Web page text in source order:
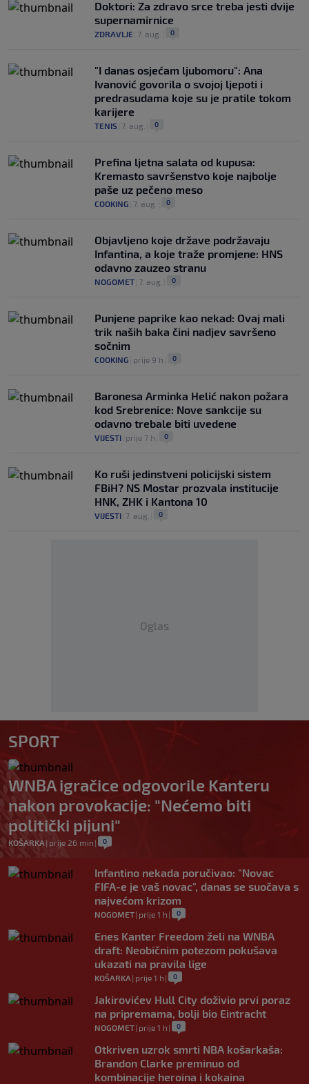
Doktori: Za zdravo srce treba jesti dvije
supernamirnice
ZDRAVLJE 7. aug. 0
"I danas osjećam ljubomoru": Ana
Ivanović govorila o svojoj ljepoti i
predrasudama koje su je pratile tokom
karijere
TENIS 7. aug. 0
Prefina ljetna salata od kupusa:
Kremasto savršenstvo koje najbolje
paše uz pečeno meso
COOKING 7. aug. 0
Objavljeno koje države podržavaju
Infantina, a koje traže promjene: HNS
odavno zauzeo stranu
NOGOMET 7. aug. 0
Punjene paprike kao nekad: Ovaj mali
trik naših baka čini nadjev savršeno
sočnim
COOKING prije 9 h 0
Baronesa Arminka Helić nakon požara
kod Srebrenice: Nove sankcije su
odavno trebale biti uvedene
VIJESTI prije 7 h 0
Ko ruši jedinstveni policijski sistem
FBiH? NS Mostar prozvala institucije
HNK, ZHK i Kantona 10
VIJESTI 7. aug. 0
Oglas
SPORT
WNBA igračice odgovorile Kanteru
nakon provokacije: "Nećemo biti
politički pijuni"
KOŠARKA | prije 26 min | 0
Infantino nekada poručivao: "Novac
FIFA-e je vaš novac", danas se suočava s
najvećom krizom
NOGOMET| prije 1 h | 0
Enes Kanter Freedom želi na WNBA
draft: Neobičnim potezom pokušava
ukazati na pravila lige
KOŠARKA | prije 1 h | 0
Jakirovićev Hull City doživio prvi poraz
na pripremama, bolji bio Eintracht
NOGOMET| prije 1 h | 0
Otkriven uzrok smrti NBA košarkaša:
Brandon Clarke preminuo od
kombinacije heroina i kokaina